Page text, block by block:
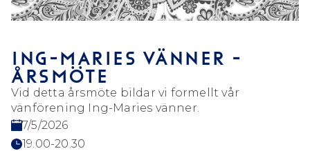
ING-MARIES VÄNNER -
ÅRSMÖTE
Vid detta årsmöte bildar vi formellt vår
vänförening Ing-Maries vänner.
7/5/2026
19.00-20.30